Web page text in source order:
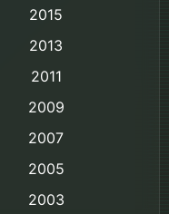
2015
2013
2011
2009
2007
2005
2003